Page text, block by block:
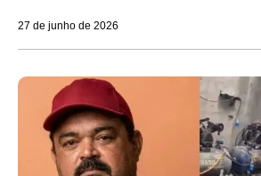
27 de junho de 2026